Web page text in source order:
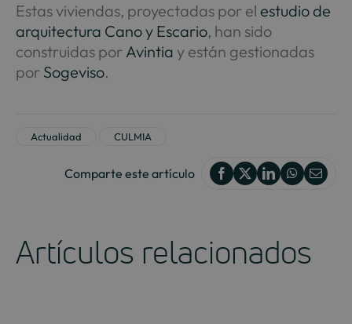
Estas viviendas, proyectadas por el estudio de
arquitectura Cano y Escario, han sido
construidas por Avintia y están gestionadas
por Sogeviso.
Actualidad CULMIA
Comparte este artículo
Artículos relacionados